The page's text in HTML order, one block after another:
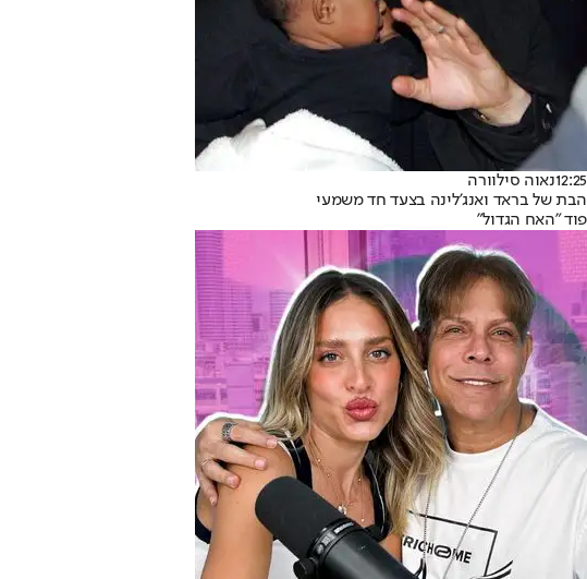
12:25נאוה סילוורה
הבת של בראד ואנג'לינה בצעד חד משמעי
פוד "האח הגדול"